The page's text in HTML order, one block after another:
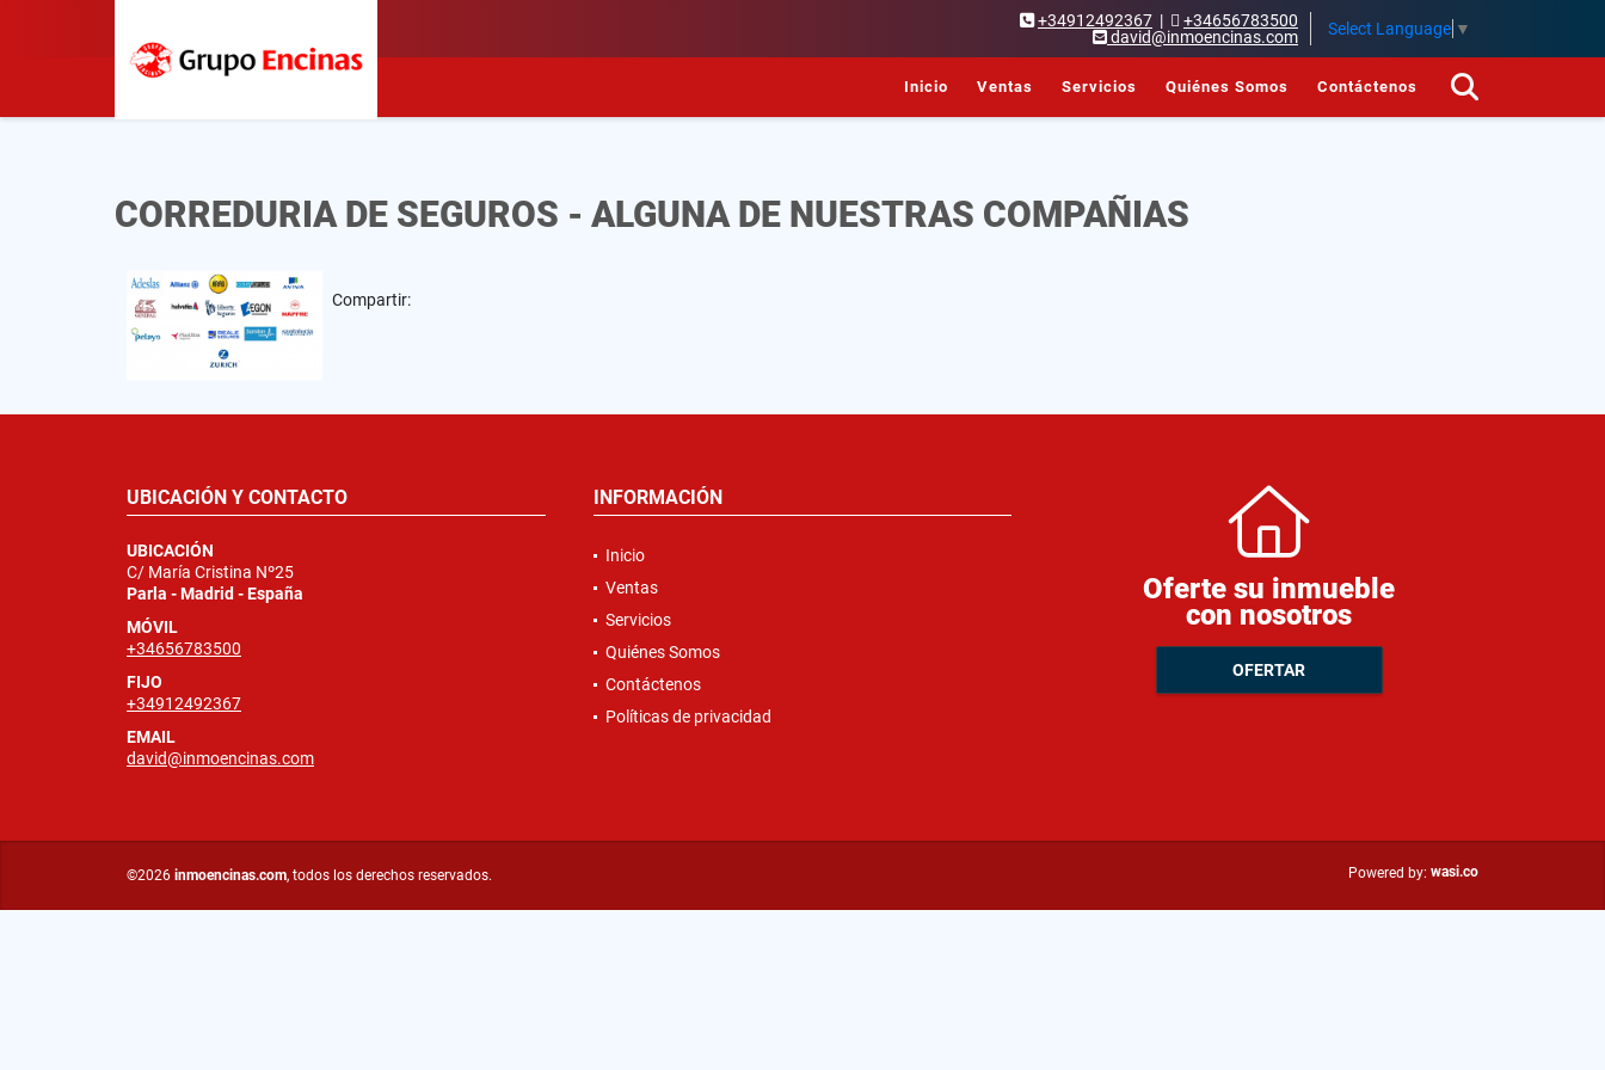
+34912492367 |
+34656783500
david@inmoencinas.com
Select Language ▼
Inicio Ventas Servicios Quiénes Somos Contáctenos
CORREDURIA DE SEGUROS - ALGUNA DE NUESTRAS COMPAÑIAS
Compartir:
UBICACIÓN Y CONTACTO
UBICACIÓN
C/ María Cristina Nº25
Parla - Madrid - España
MÓVIL
+34656783500
FIJO
+34912492367
EMAIL
david@inmoencinas.com
INFORMACIÓN
Inicio
Ventas
Servicios
Quiénes Somos
Contáctenos
Políticas de privacidad
Oferte su inmueble
con nosotros
OFERTAR
©2026 inmoencinas.com, todos los derechos reservados. Powered by: wasi.co